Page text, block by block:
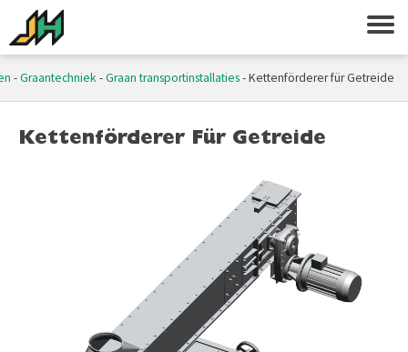
-Graantechniek-Graan transportinstallaties-Kettenförderer für Getreide
Kettenförderer Für Getreide